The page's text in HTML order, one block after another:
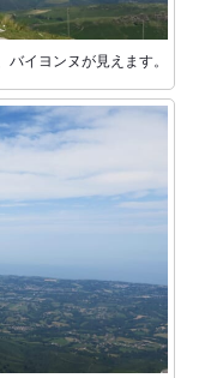
イヨンヌが見えます。